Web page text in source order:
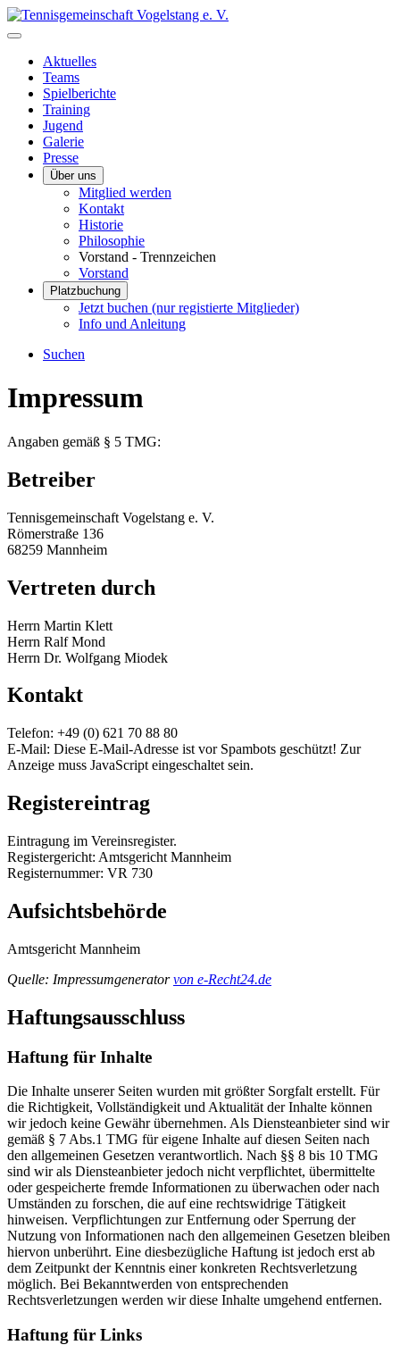
Aktuelles
Teams
Spielberichte
Training
Jugend
Galerie
Presse
Über uns
Mitglied werden
Kontakt
Historie
Philosophie
Vorstand - Trennzeichen
Vorstand
Platzbuchung
Jetzt buchen (nur registierte Mitglieder)
Info und Anleitung
Suchen
Impressum
Angaben gemäß § 5 TMG:
Betreiber
Tennisgemeinschaft Vogelstang e. V.
Römerstraße 136
68259 Mannheim
Vertreten durch
Herrn Martin Klett
Herrn Ralf Mond
Herrn Dr. Wolfgang Miodek
Kontakt
Telefon: +49 (0) 621 70 88 80
E-Mail: Diese E-Mail-Adresse ist vor Spambots geschützt! Zur
Anzeige muss JavaScript eingeschaltet sein.
Registereintrag
Eintragung im Vereinsregister.
Registergericht: Amtsgericht Mannheim
Registernummer: VR 730
Aufsichtsbehörde
Amtsgericht Mannheim
Quelle: Impressumgeneratorvon e-Recht24.de
Haftungsausschluss
Haftung für Inhalte
Die Inhalte unserer Seiten wurden mit größter Sorgfalt erstellt. Für
die Richtigkeit, Vollständigkeit und Aktualität der Inhalte können
wir jedoch keine Gewähr übernehmen. Als Diensteanbieter sind wir
gemäß § 7 Abs.1 TMG für eigene Inhalte auf diesen Seiten nach
den allgemeinen Gesetzen verantwortlich. Nach §§ 8 bis 10 TMG
sind wir als Diensteanbieter jedoch nicht verpflichtet, übermittelte
oder gespeicherte fremde Informationen zu überwachen oder nach
Umständen zu forschen, die auf eine rechtswidrige Tätigkeit
hinweisen. Verpflichtungen zur Entfernung oder Sperrung der
Nutzung von Informationen nach den allgemeinen Gesetzen bleiben
hiervon unberührt. Eine diesbezügliche Haftung ist jedoch erst ab
dem Zeitpunkt der Kenntnis einer konkreten Rechtsverletzung
möglich. Bei Bekanntwerden von entsprechenden
Rechtsverletzungen werden wir diese Inhalte umgehend entfernen.
Haftung für Links